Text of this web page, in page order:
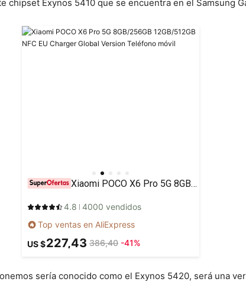
chipset Exynos 5410 que se encuentra en el Samsung
Xiaomi POCO X6 Pro 5G 8GB/256GB 12GB/512GB NFC EU Charger Global Version Teléfono móvil
4.8 4000 vendidos
Top ventas en AliExpress
US $227,43 386,40 -41%
sería conocido como el Exynos 5420, será una